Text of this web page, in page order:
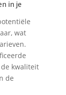
in je
wat
kwaliteit
de